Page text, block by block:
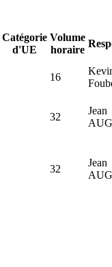
Catégorie
d'UE
Volume
horaire
16
32
Jean
32
Jean